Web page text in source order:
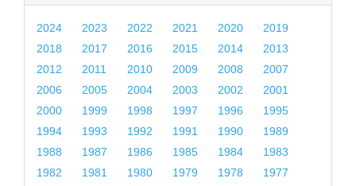
2024 2023 2022 2021 2020
2019
2018
2017 2016 2015 2014
2013
2012
2011 2010 2009 2008
2007
2006
2005 2004 2003 2002
2001
2000
1999 1998 1997 1996
1995
1994
1993 1992 1991 1990
1989
1988
1987 1986 1985 1984
1983
1982
1981 1980 1979 1978
1977